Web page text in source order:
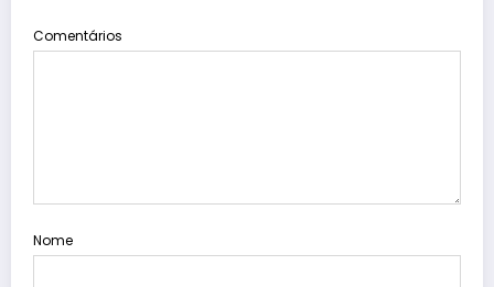
Comentários
Nome